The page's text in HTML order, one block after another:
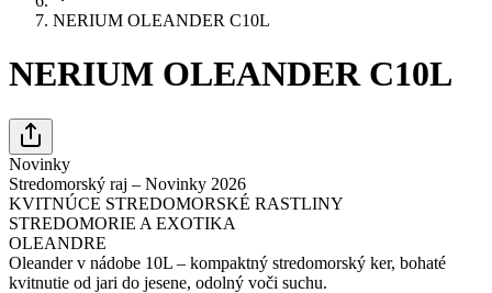
NERIUM OLEANDER C10L
NERIUM OLEANDER C10L
Novinky
Stredomorský raj – Novinky 2026
KVITNÚCE STREDOMORSKÉ RASTLINY
STREDOMORIE A EXOTIKA
OLEANDRE
Oleander v nádobe 10L – kompaktný stredomorský ker, bohaté
kvitnutie od jari do jesene, odolný voči suchu.